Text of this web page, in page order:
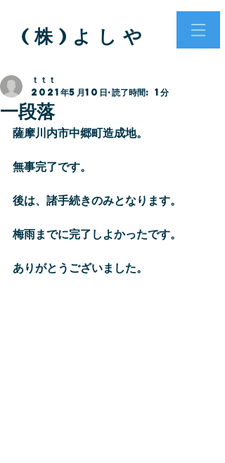
( 株 ) よ し や
一段落
ｔｔｔ
2021年5月10日 読了時間: 1分
薩摩川内市中郷町造成地。
無事完了です。
後は、諸手続きのみとなります。
梅雨までに完了しよかったです。
ありがとうございました。